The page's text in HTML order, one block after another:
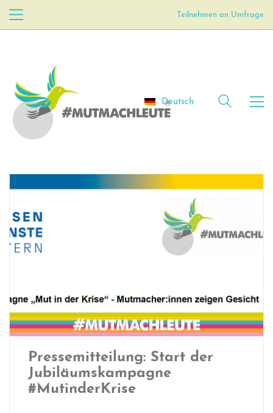
Teilnehmen an Umfrage
Deutsch
Pressemitteilung: Start der
Jubiläumskampagne
#MutinderKrise